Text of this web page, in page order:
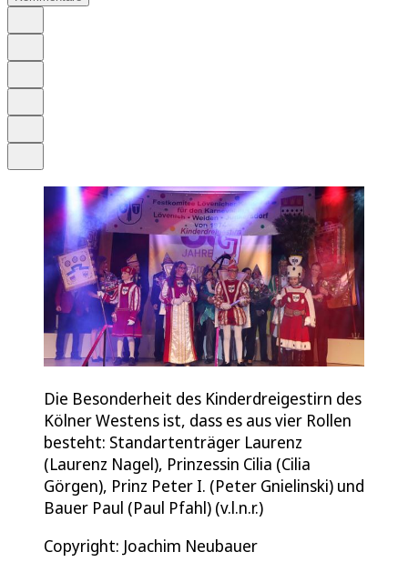
Die Besonderheit des Kinderdreigestirn des
Kölner Westens ist, dass es aus vier Rollen
besteht: Standartenträger Laurenz
(Laurenz Nagel), Prinzessin Cilia (Cilia
Görgen), Prinz Peter I. (Peter Gnielinski) und
Bauer Paul (Paul Pfahl) (v.l.n.r.)
Copyright: Joachim Neubauer